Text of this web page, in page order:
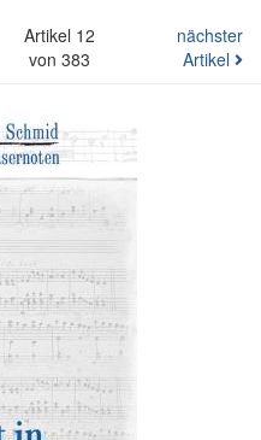
Artikel 12
von 383
nächster
Artikel